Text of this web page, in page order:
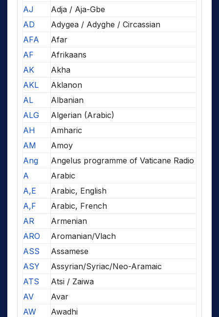
AJ
Adja / Aja-Gbe
AD
Adygea / Adyghe / Circassian
AFA
Afar
AF
Afrikaans
AK
Akha
AKL
Aklanon
AL
Albanian
ALG
Algerian (Arabic)
AH
Amharic
AM
Amoy
Ang
Angelus programme of Vaticane Radio
A
Arabic
A,E
Arabic, English
A,F
Arabic, French
AR
Armenian
ARO
Aromanian/Vlach
ASS
Assamese
ASY
Assyrian/Syriac/Neo-Aramaic
ATS
Atsi / Zaiwa
AV
Avar
AW
Awadhi